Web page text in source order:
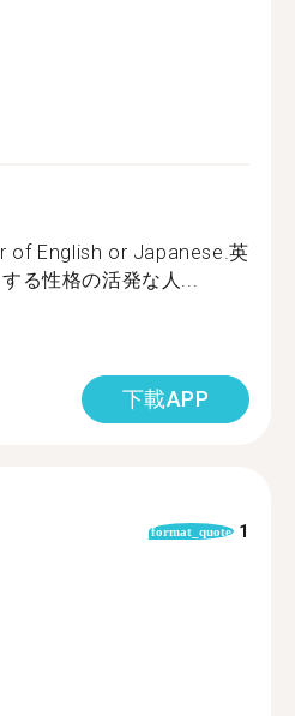
of English or Japanese.英
る性格の活発な人...
下載APP
format_quote 1